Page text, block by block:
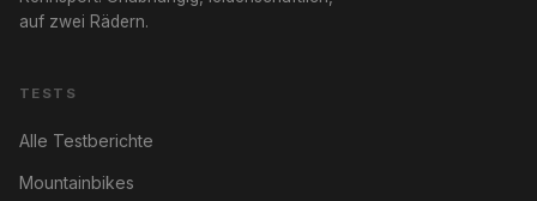
auf zwei Rädern.
TESTS
Alle Testberichte
Mountainbikes